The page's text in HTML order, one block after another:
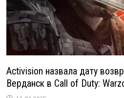
Activision назвала дату
Верданск в Call of Duty: